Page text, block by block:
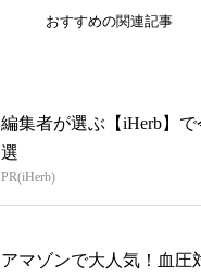
おすすめの関連記事
編集者が選ぶ【iHerb】
選
PR(iHerb)
アマゾンで大人気！血圧